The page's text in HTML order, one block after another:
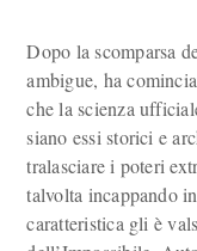
Dopo la scomparsa
ambigue, ha
che la scienza
siano essi storici e
tralasciare i poteri
talvolta incappando
caratteristica gli è